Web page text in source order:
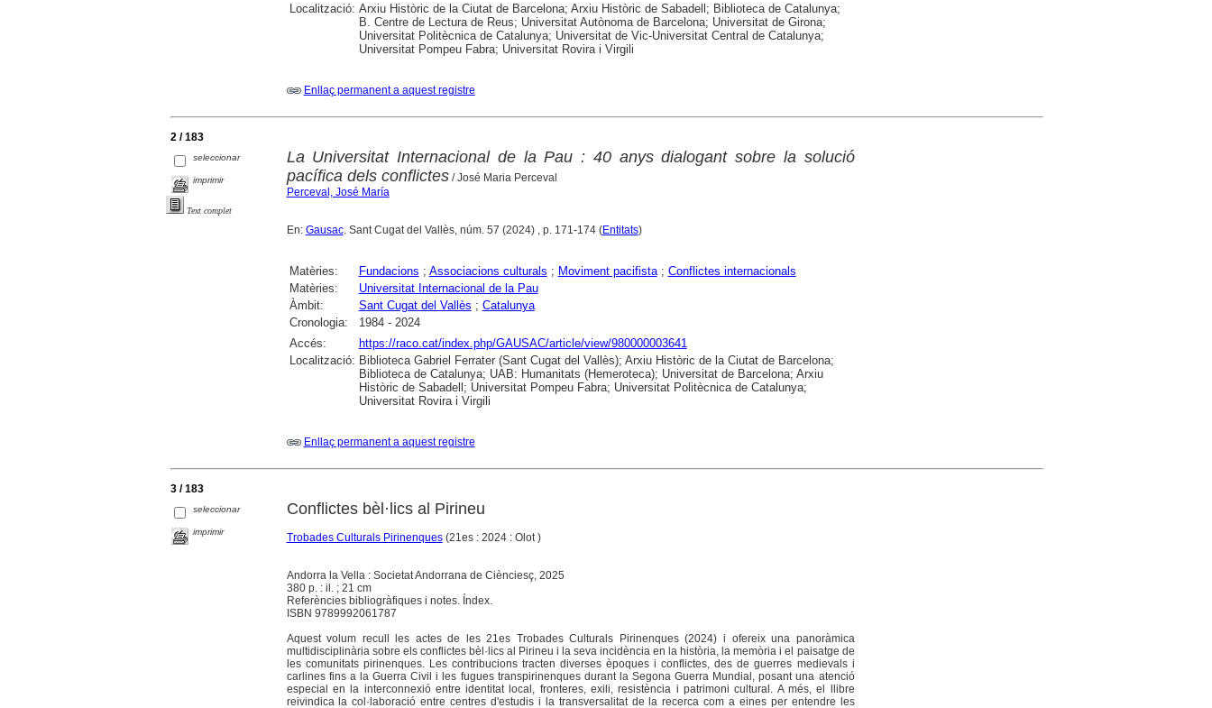
Localització: Arxiu Històric de la Ciutat de Barcelona; Arxiu Històric de Sabadell; Biblioteca de Catalunya;
B. Centre de Lectura de Reus; Universitat Autònoma de Barcelona; Universitat de Girona;
Universitat Politècnica de Catalunya; Universitat de Vic-Universitat Central de Catalunya;
Universitat Pompeu Fabra; Universitat Rovira i Virgili
Enllaç permanent a aquest registre
2 / 183
seleccionar
imprimir
Text complet
La Universitat Internacional de la Pau : 40 anys dialogant sobre la solució
pacífica dels conflictes/ José Maria Perceval
Perceval, José María
En: Gausac. Sant Cugat del Vallès, núm. 57 (2024) , p. 171-174 (Entitats)
Matèries: Fundacions ; Associacions culturals ; Moviment pacifista; Conflictes internacionals
Matèries:
Universitat Internacional de la Pau
Àmbit:
Sant Cugat del Vallès ; Catalunya
Cronologia:
1984 - 2024
Accés:
https://raco.cat/index.php/GAUSAC/article/view/980000003641
Localització: Biblioteca Gabriel Ferrater (Sant Cugat del Vallès); Arxiu Històric de la Ciutat de Barcelona;
Biblioteca de Catalunya; UAB: Humanitats (Hemeroteca); Universitat de Barcelona; Arxiu
Històric de Sabadell; Universitat Pompeu Fabra; Universitat Politècnica de Catalunya;
Universitat Rovira i Virgili
Enllaç permanent a aquest registre
3 / 183
seleccionar
imprimir
Conflictes bèl·lics al Pirineu
Trobades Culturals Pirinenques(21es : 2024 : Olot )
Andorra la Vella : Societat Andorrana de Ciènciesç, 2025
380 p. : il. ; 21 cm
Referències bibliogràfiques i notes. Índex.
ISBN 9789992061787
Aquest volum recull les actes de les 21es Trobades Culturals Pirinenques (2024) i ofereix una panoràmica
multidisciplinària sobre els conflictes bèl·lics al Pirineu i la seva incidència en la història, la memòria i el paisatge de
les comunitats pirinenques. Les contribucions tracten diverses èpoques i conflictes, des de guerres medievals i
carlines fins a la Guerra Civil i les fugues transpirinenques durant la Segona Guerra Mundial, posant una atenció
especial en la interconnexió entre identitat local, fronteres, exili, resistència i patrimoni cultural. A més, el llibre
reivindica la col·laboració entre centres d'estudis i la transversalitat de la recerca com a eines per entendre les